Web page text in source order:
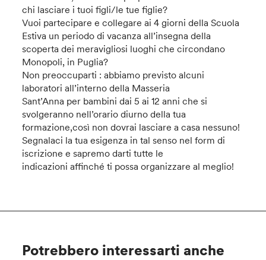
chi lasciare i tuoi figli/le tue figlie?
Vuoi partecipare e collegare ai 4 giorni della Scuola
Estiva un periodo di vacanza all’insegna della
scoperta dei meravigliosi luoghi che circondano
Monopoli, in Puglia?
Non preoccuparti : abbiamo previsto alcuni
laboratori all’interno della Masseria
Sant’Anna per bambini dai 5 ai 12 anni che si
svolgeranno nell’orario diurno della tua
formazione,così non dovrai lasciare a casa nessuno!
Segnalaci la tua esigenza in tal senso nel form di
iscrizione e sapremo darti tutte le
indicazioni affinché ti possa organizzare al meglio!
Potrebbero interessarti anche